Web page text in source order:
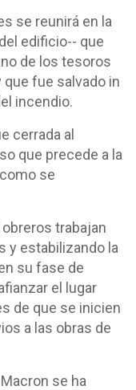
se reunirá en la
edificio-- que
de los tesoros
que fue salvado in
incendio.
cerrada al
que precede a la
se
trabajan
y estabilizando la
su fase de
el lugar
de que se inicien
a las obras de
se ha